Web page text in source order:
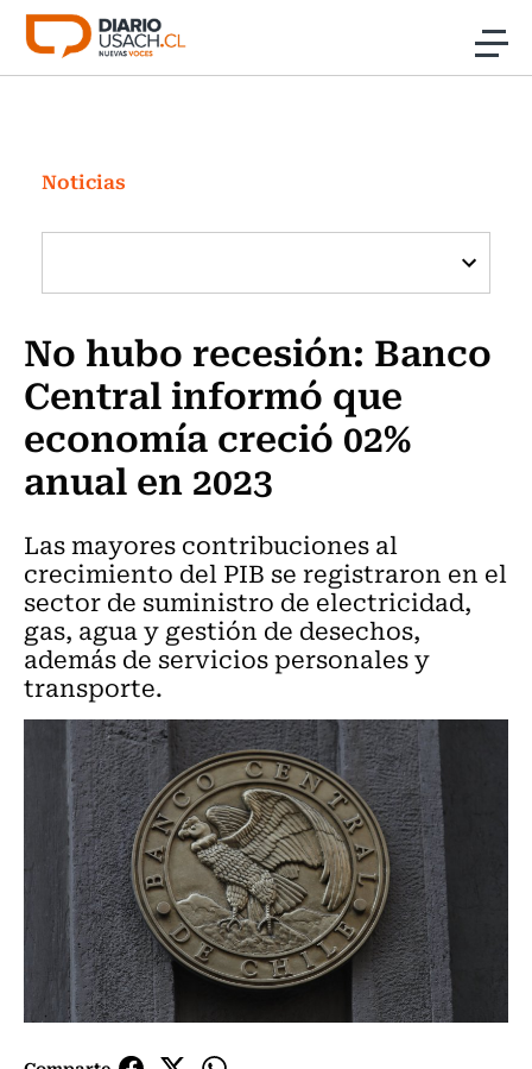
Click acá para ir directamente al contenido
Investigación
Cultura
Programas Radio y TV Usach
Noticias
No hubo recesión: Banco
Central informó que
economía creció 02%
anual en 2023
Las mayores contribuciones al
crecimiento del PIB se registraron en el
sector de suministro de electricidad,
gas, agua y gestión de desechos,
además de servicios personales y
transporte.